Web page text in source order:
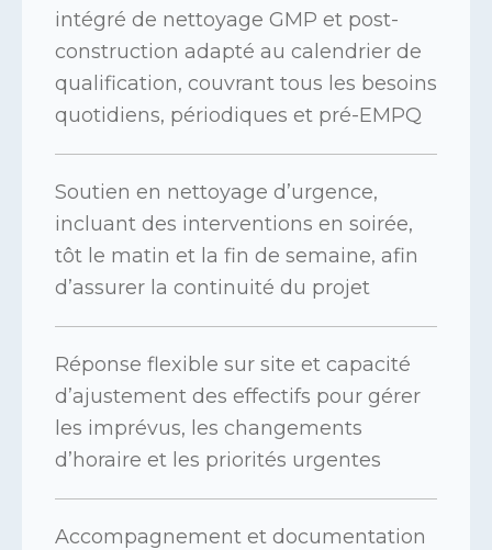
intégré de nettoyage GMP et post-
construction adapté au calendrier de
qualification, couvrant tous les besoins
quotidiens, périodiques et pré-EMPQ
Soutien en nettoyage d’urgence,
incluant des interventions en soirée,
tôt le matin et la fin de semaine, afin
d’assurer la continuité du projet
Réponse flexible sur site et capacité
d’ajustement des effectifs pour gérer
les imprévus, les changements
d’horaire et les priorités urgentes
Accompagnement et documentation